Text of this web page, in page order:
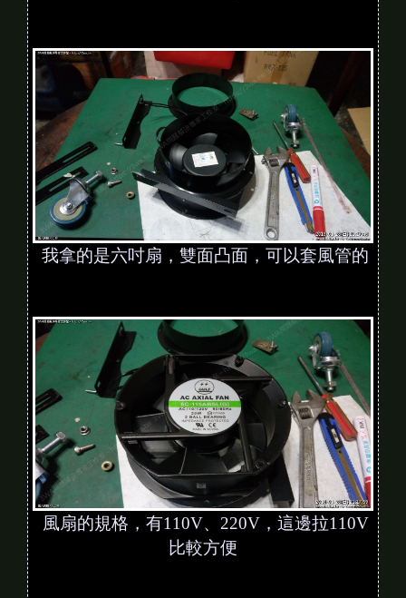
我拿的是六吋扇，雙面凸面，可以套風管的
風扇的規格，有110V、220V，這邊拉110V
比較方便